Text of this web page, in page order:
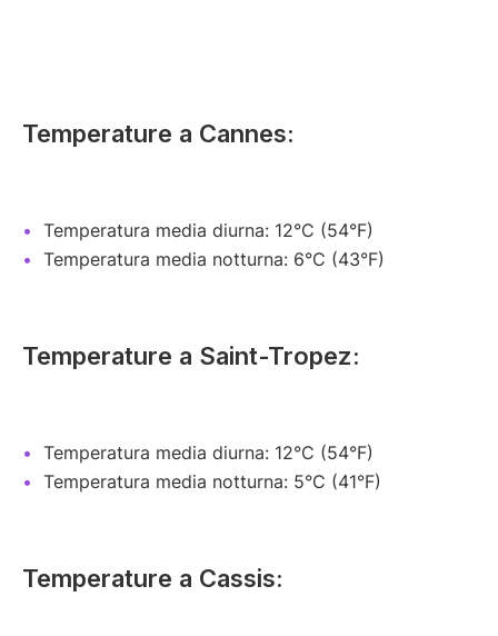
Temperature a Cannes:
Temperatura media diurna: 12°C (54°F)
Temperatura media notturna: 6°C (43°F)
Temperature a Saint-Tropez:
Temperatura media diurna: 12°C (54°F)
Temperatura media notturna: 5°C (41°F)
Temperature a Cassis: